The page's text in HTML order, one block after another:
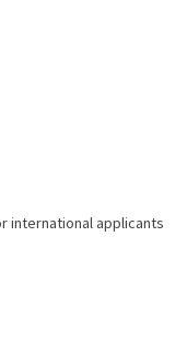
international applicants